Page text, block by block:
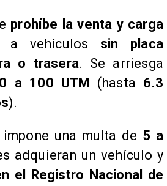
prohíbe la venta y carga
a vehículos sin placa
o trasera. Se arriesga
a 100 UTM (hasta 6.3
).
una multa de 5 a
adquieran un vehículo y
el Registro Nacional de